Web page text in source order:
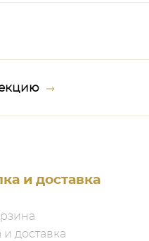
и доставка
и доставка